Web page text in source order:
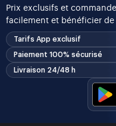
Prix exclusifs et
facilement et bénéficier de
Tarifs App exclusif
Paiement 100% sécurisé
Livraison 24/48 h